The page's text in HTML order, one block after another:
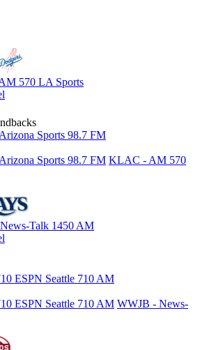
570 LA Sports
Sports 98.7 FM
Sports 98.7 FM KLAC - AM 570
Talk 1450 AM
ESPN Seattle 710 AM
ESPN Seattle 710 AM WWJB - News-